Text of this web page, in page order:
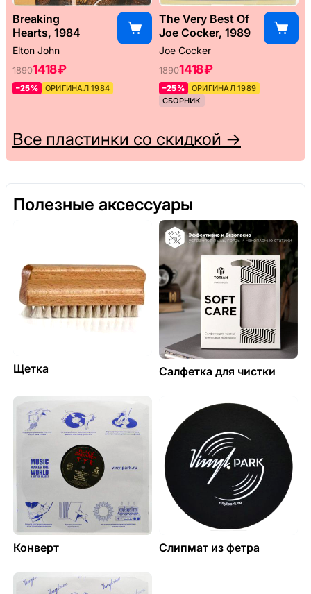
Breaking
Hearts, 1984
Elton John
18901418 ₽
–25% ОРИГИНАЛ 1984
The Very Best Of
Joe Cocker, 1989
Joe Cocker
18901418 ₽
–25%
ОРИГИНАЛ 1989
СБОРНИК
Все пластинки со скидкой →
Полезные аксессуары
Щетка Салфетка для чистки
Конверт Слипмат из фетра